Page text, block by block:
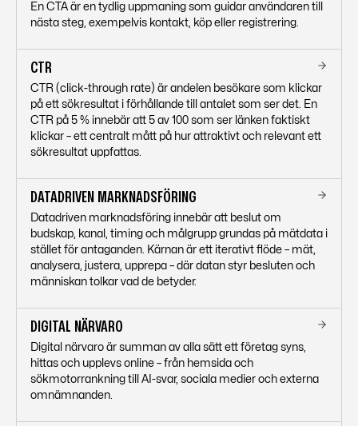
En CTA är en tydlig uppmaning som guidar användaren till
nästa steg, exempelvis kontakt, köp eller registrering.
CTR
CTR (click-through rate) är andelen besökare som klickar
på ett sökresultat i förhållande till antalet som ser det. En
CTR på 5 % innebär att 5 av 100 som ser länken faktiskt
klickar – ett centralt mått på hur attraktivt och relevant ett
sökresultat uppfattas.
DATADRIVEN MARKNADSFÖRING
Datadriven marknadsföring innebär att beslut om
budskap, kanal, timing och målgrupp grundas på mätdata i
stället för antaganden. Kärnan är ett iterativt flöde – mät,
analysera, justera, upprepa – där datan styr besluten och
människan tolkar vad de betyder.
DIGITAL NÄRVARO
Digital närvaro är summan av alla sätt ett företag syns,
hittas och upplevs online – från hemsida och
sökmotorrankning till AI-svar, sociala medier och externa
omnämnanden.